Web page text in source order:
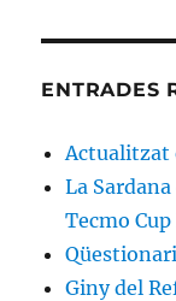
ENTRADES
Actualitzat
La
Tecmo
Giny del